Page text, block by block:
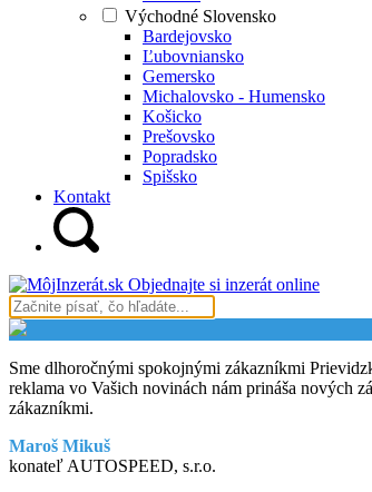
Východné Slovensko
Bardejovsko
Ľubovniansko
Gemersko
Michalovsko - Humensko
Košicko
Prešovsko
Popradsko
Spišsko
Kontakt
Objednajte si inzerát online
Sme dlhoročnými spokojnými zákazníkmi
reklama vo Vašich novinách nám prináša nových
zákazníkmi.
Maroš Mikuš
konateľ AUTOSPEED, s.r.o.